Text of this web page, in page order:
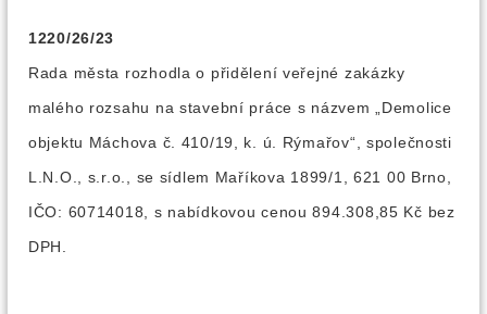
1220/26/23
Rada města rozhodla o přidělení veřejné zakázky
malého rozsahu na stavební práce s názvem „Demolice
objektu Máchova č. 410/19, k. ú. Rýmařov“, společnosti
L.N.O., s.r.o., se sídlem Maříkova 1899/1, 621 00 Brno,
IČO: 60714018, s nabídkovou cenou 894.308,85 Kč bez
DPH.